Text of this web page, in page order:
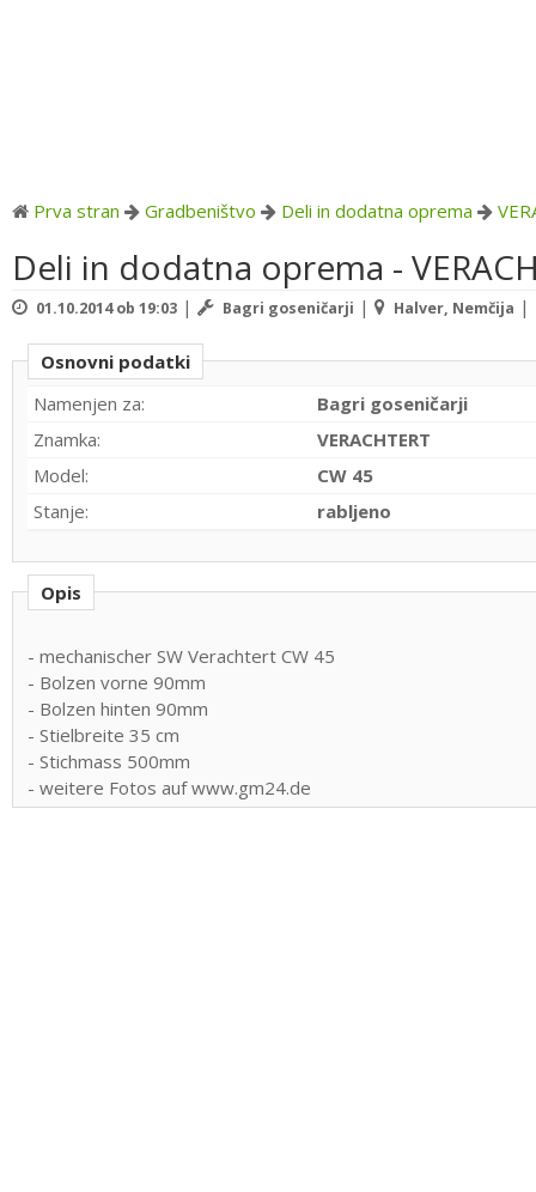
Prva stran Gradbeništvo Deli in dodatna oprema
Deli in dodatna oprema -
01.10.2014 ob 19:03 | Bagri goseničarji | Halver, Nemčija |
Osnovni podatki
Namenjen za:
Bagri goseničarji
Znamka:
VERACHTERT
Model:
CW 45
Stanje:
rabljeno
Opis
- mechanischer SW Verachtert CW 45
- Bolzen vorne 90mm
- Bolzen hinten 90mm
- Stielbreite 35 cm
- Stichmass 500mm
- weitere Fotos auf www.gm24.de